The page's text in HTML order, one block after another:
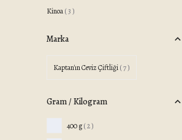
Kinoa(3)
Marka
Kaptan'ın Ceviz Çiftliği( 7 )
Gram / Kilogram
400 g( 2 )